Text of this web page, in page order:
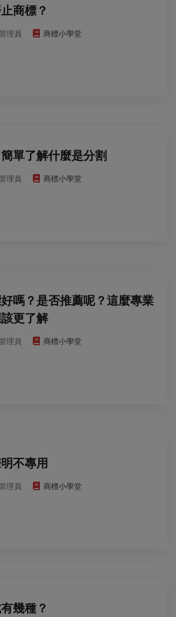
商標？
理員 商標小學堂
單了解什麼是分割
理員 商標小學堂
嗎？是否推薦呢？這麼專業
更了解
理員 商標小學堂
不專用
理員 商標小學堂
幾種？